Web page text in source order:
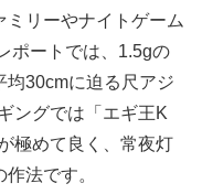
ミリーやナイトゲーム
ポートでは、1.5gの
均30cmに迫る尺アジ
ングでは「エギ王K
極めて良く、常夜灯
法です。